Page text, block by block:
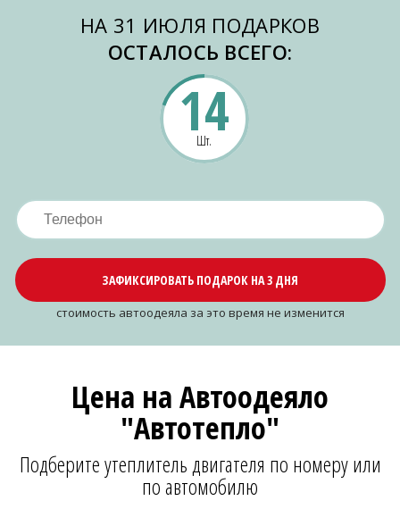
НА 31 ИЮЛЯ ПОДАРКОВ
ОСТАЛОСЬ ВСЕГО:
14
Шт.
ЗАФИКСИРОВАТЬ ПОДАРОК НА 3 ДНЯ
cтоимость автоодеяла за это время не изменится
Цена на Автоодеяло
"Автотепло"
Подберите утеплитель двигателя по номеру или
по автомобилю